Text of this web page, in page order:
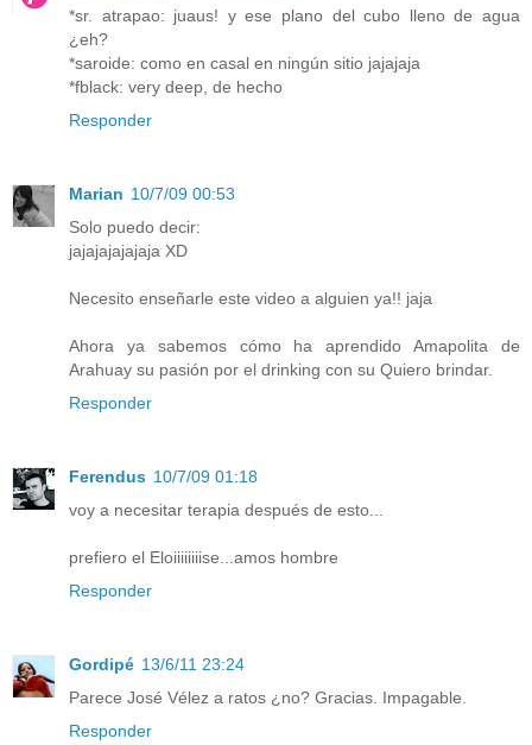
*sr. atrapao: juaus! y ese plano del cubo lleno de agua
¿eh?
*saroide: como en casal en ningún sitio jajajaja
*fblack: very deep, de hecho
Responder
Marian 10/7/09 00:53
Solo puedo decir:
jajajajajajaja XD
Necesito enseñarle este video a alguien ya!! jaja
Ahora ya sabemos cómo ha aprendido Amapolita de
Arahuay su pasión por el drinking con su Quiero brindar.
Responder
Ferendus 10/7/09 01:18
voy a necesitar terapia después de esto...
prefiero el Eloiiiiiiiise...amos hombre
Responder
Gordipé 13/6/11 23:24
Parece José Vélez a ratos ¿no? Gracias. Impagable.
Responder